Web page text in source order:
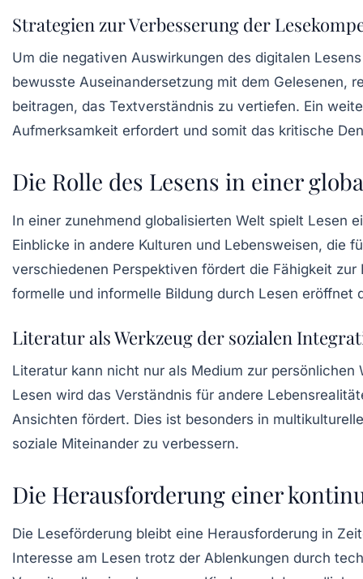
Strategien zur Verbesserung der
Um die negativen Auswirkungen des digitalen
bewusste Auseinandersetzung mit dem Gelesenen,
beitragen, das Textverständnis zu vertiefen. Ein
Aufmerksamkeit erfordert und somit das kritische
Die Rolle des Lesens in einer
In einer zunehmend globalisierten Welt spielt Lesen
Einblicke in andere Kulturen und Lebensweisen, die
verschiedenen Perspektiven fördert die Fähigkeit zur
formelle und informelle Bildung durch Lesen
Literatur als Werkzeug der sozialen
Literatur kann nicht nur als Medium zur
Lesen wird das Verständnis für andere
Ansichten fördert. Dies ist besonders in
soziale Miteinander zu verbessern.
Die Herausforderung einer
Die Leseförderung bleibt eine Herausforderung in
Interesse am Lesen trotz der Ablenkungen durch